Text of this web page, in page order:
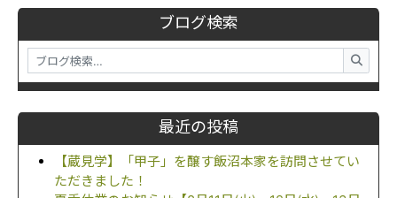
ブログ検索
最近の投稿
【蔵見学】「甲子」を醸す飯沼本家を訪問させてい
ただきました！